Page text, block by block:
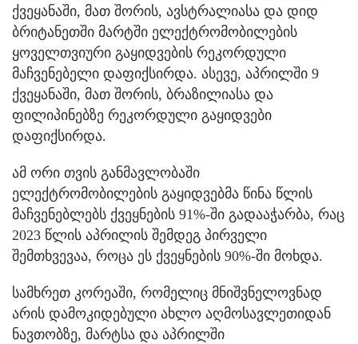
ქვეყანაში, მათ შორის, ავსტრალიასა და დიდ
ბრიტანეთში მარტში ელექტრომობილების
ყოველთვიური გაყიდვების რეკორდული
მაჩვენებელი დაფიქსირდა. ასევე, აპრილში 9
ქვეყანაში, მათ შორის, ბრაზილიასა და
ფილიპინებზე რეკორდული გაყიდვები
დაფიქსირდა.
ამ ორი თვის განმავლობაში
ელექტრომობილების გაყიდვებმა წინა წლის
მაჩვენებლებს ქვეყნების 91%-ში გადააჭარბა, რაც
2023 წლის აპრილის შემდეგ პირველი
შემთხვევაა, როცა ეს ქვეყნების 90%-ში მოხდა.
სამხრეთ კორეაში, რომელიც მნიშვნელოვნად
არის დამოკიდებული ახლო აღმოსავლეთიდან
ნავთობზე, მარტსა და აპრილში